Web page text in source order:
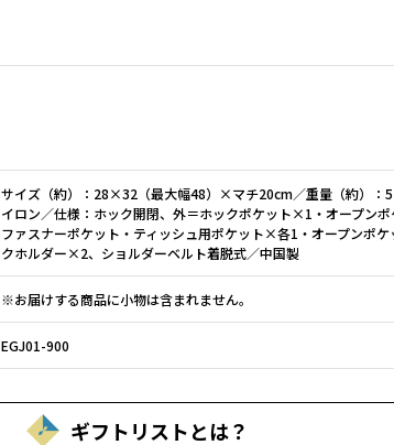
サイズ（約）：28×32（最大幅48）×マチ20cm／重量（約）：
イロン／仕様：ホック開閉、外＝ホックポケット×1・オープン
ファスナーポケット・ティッシュ用ポケット×各1・オープンポ
クホルダー×2、ショルダーベルト着脱式／中国製
※お届けする商品に小物は含まれません。
EGJ01-900
ギフトリストとは？